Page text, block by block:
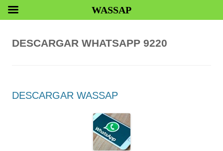
DESCARGAR WHATSAPP 9220
DESCARGAR WASSAP
WASSAP